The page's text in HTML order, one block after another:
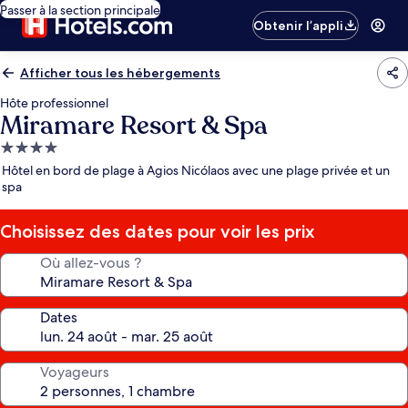
Passer à la section principale
Obtenir l’appli
Afficher tous les hébergements
Hôte professionnel
Miramare Resort & Spa
Hébergement
4.0 étoiles
Hôtel en bord de plage à Agios Nicólaos avec une plage privée et un
spa
Choisissez des dates pour voir les prix
Où allez-vous ?
Dates
Voyageurs